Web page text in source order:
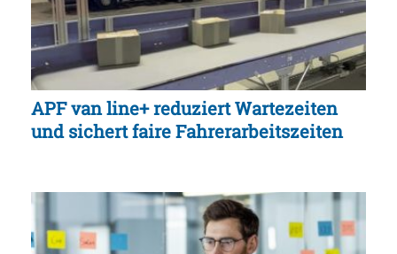
APF van line+ reduziert Wartezeiten
und sichert faire Fahrerarbeitszeiten